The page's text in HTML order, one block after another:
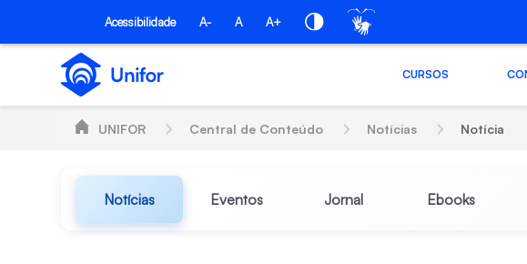
Pular para o Conteúdo principal
Acessibilidade A- A A+
CURSOS
UNIFOR Central de Conteúdo Notícias Notícia
Notícias Eventos Jornal Ebooks